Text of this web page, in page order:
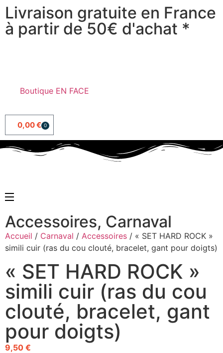
Livraison gratuite en France
à partir de 50€ d'achat *
Boutique EN FACE
0,00€ 0
Accessoires, Carnaval
Accueil / Carnaval / Accessoires / « SET HARD ROCK »
simili cuir (ras du cou clouté, bracelet, gant pour doigts)
« SET HARD ROCK »
simili cuir (ras du cou
clouté, bracelet, gant
pour doigts)
9,50 €